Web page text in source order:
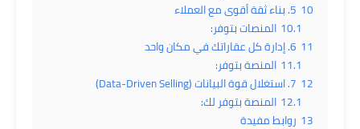
10 5. بناء ثقة أقوى مع العملاء
10.1 المنصات بتوفر:
11 6. إدارة كل عقاراتك في مكان واحد
11.1 المنصة بتوفر:
12 7. استغلال قوة البيانات (Data-Driven Selling)
12.1 المنصة بتوفر لك:
13 روابط مفيدة